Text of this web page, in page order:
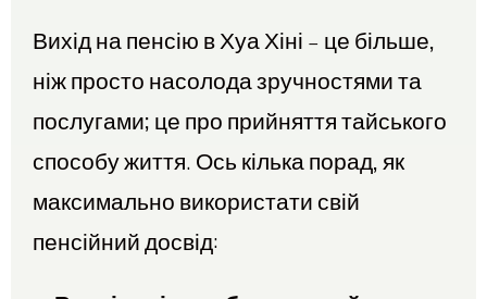
Вихід на пенсію в Хуа Хіні – це більше,
ніж просто насолода зручностями та
послугами; це про прийняття тайського
способу життя. Ось кілька порад, як
максимально використати свій
пенсійний досвід: